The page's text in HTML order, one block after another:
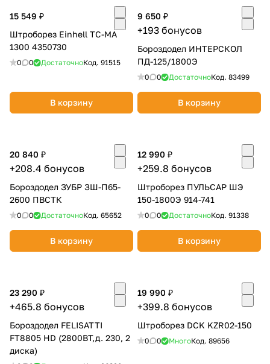
15 549 ₽
Штроборез Einhell TC-MA
1300 4350730
0 0 ДостаточноКод. 91515
В корзину
9 650 ₽
+193 бонусов
Бороздодел ИНТЕРСКОЛ
ПД-125/1800Э
0 0 ДостаточноКод. 83499
В корзину
20 840 ₽
+208.4 бонусов
Бороздодел ЗУБР ЗШ-П65-
2600 ПВСТК
0 0 ДостаточноКод. 65652
В корзину
12 990 ₽
+259.8 бонусов
Штроборез ПУЛЬСАР ШЭ
150-1800Э 914-741
0 0 ДостаточноКод. 91338
В корзину
23 290 ₽
+465.8 бонусов
Бороздодел FELISATTI
FT8805 HD (2800ВТ,д. 230, 2
диска)
19 990 ₽
+399.8 бонусов
Штроборез DCK KZR02-150
0 0 МногоКод. 89656